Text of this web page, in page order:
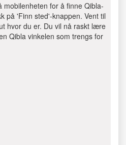
mobilenheten for å finne Qibla-
på 'Finn sted'-knappen. Vent til
hvor du er. Du vil nå raskt lære
Qibla vinkelen som trengs for